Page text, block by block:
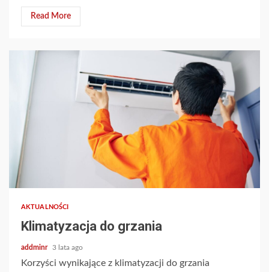
Read More
AKTUALNOŚCI
Klimatyzacja do grzania
addminr 3 lata ago
Korzyści wynikające z klimatyzacji do grzania